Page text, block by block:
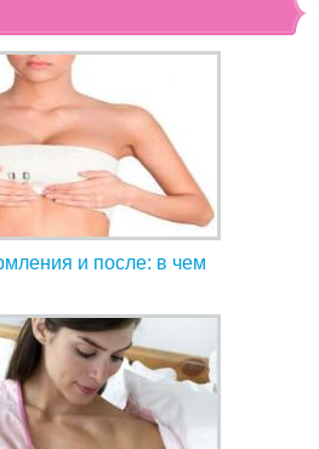
и после: в чем